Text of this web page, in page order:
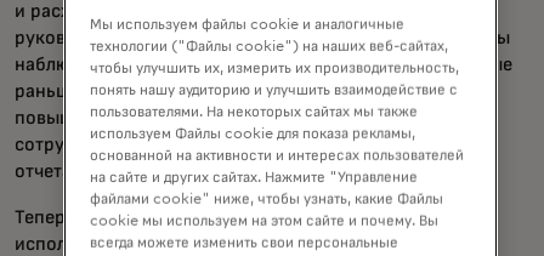
и расходам», — говорит Чад Уоллес, глобальный
руководитель коммерческих решений Mastercard. «Мы
наблюдаем слияние платформ — когда системы, которые
раньше не общались друг с другом, объединяются для
повышения эффективности. Влияние меняет опыт
сотрудников — для тех, кто находится по обе стороны
отчета о расходах.»
Теперь деловые путешественники могут просто
использовать карту или нажать на оплату, а покупки,
Мы используем файлы cookie и аналогичные
технологии ("Файлы cookie") на наших веб-сайтах,
чтобы улучшить их, измерить их производительность,
понять нашу аудиторию и улучшить взаимодействие с
пользователями. На некоторых сайтах мы также
используем Файлы cookie для показа рекламы,
основанной на активности и интересах пользователей
на сайте и других сайтах. Нажмите "Управление
файлами cookie" ниже, чтобы узнать, какие Файлы
cookie мы используем на этом сайте и почему. Вы
всегда можете изменить свои персональные